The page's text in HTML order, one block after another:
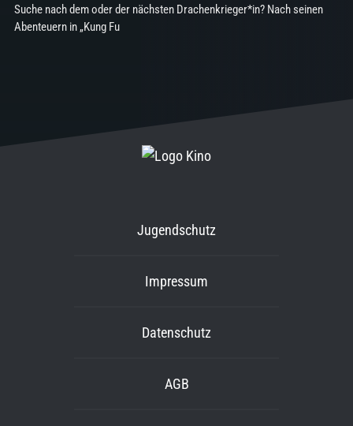
Suche nach dem oder der nächsten Drachenkrieger*in? Nach seinen
Abenteuern in „Kung Fu
Jugendschutz
Impressum
Datenschutz
AGB